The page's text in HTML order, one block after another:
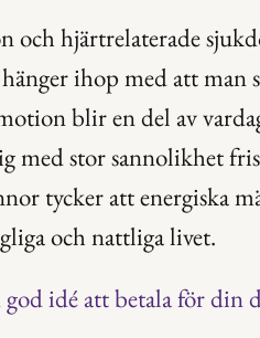
och hjärtrelaterade
ihop med att man
blir en del av
med stor sannolikhet
tycker att energiska
och nattliga livet.
god idé att betala för din